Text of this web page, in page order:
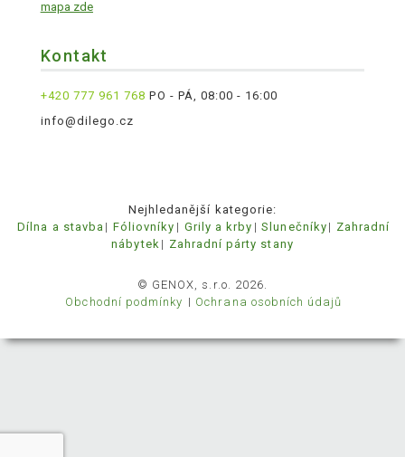
mapa zde
Kontakt
+420 777 961 768 PO - PÁ, 08:00 - 16:00
info@dilego.cz
Nejhledanější kategorie:
Dílna a stavba
Fóliovníky Grily a krby Slunečníky
Zahradní
nábytek
Zahradní párty stany
© GENOX, s.r.o. 2026.
Obchodní podmínky
Ochrana osobních údajů